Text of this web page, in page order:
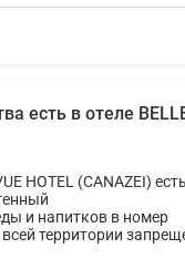
есть в отеле
HOTEL (CANAZEI)
и напитков в номер
территории